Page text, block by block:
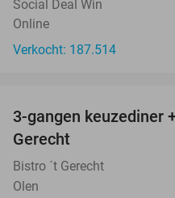
Social Deal Win
Online
Verkocht: 187.514
3-gangen keuzediner
Gerecht
Bistro ´t Gerecht
Olen